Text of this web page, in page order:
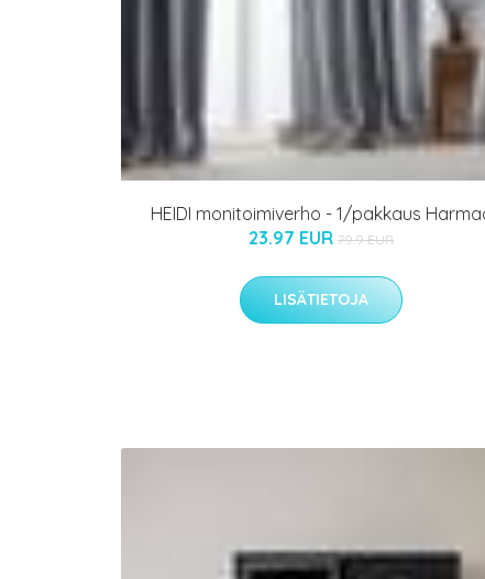
HEIDI monitoimiverho - 1/pakkaus
23.97 EUR 79.9 EUR
LISÄTIETOJA